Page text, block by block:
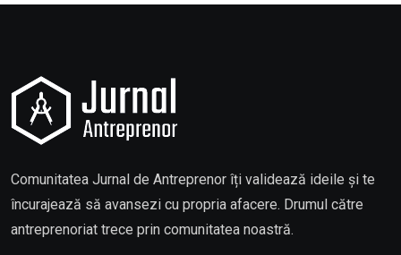
Comunitatea Jurnal de Antreprenor îți validează ideile și te
încurajează să avansezi cu propria afacere. Drumul către
antreprenoriat trece prin comunitatea noastră.